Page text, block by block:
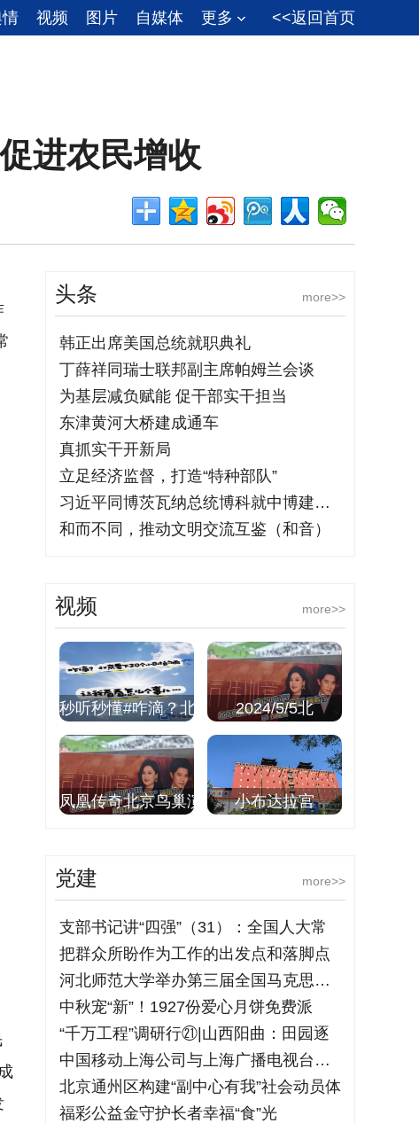
情 视频 图片 自媒体 更多 <<返回首页
进农民增收
more>>
头条
韩正出席美国总统就职典礼
丁薛祥同瑞士联邦副主席帕姆兰会谈
为基层减负赋能 促干部实干担当
东津黄河大桥建成通车
真抓实干开新局
立足经济监督，打造“特种部队”
习近平同博茨瓦纳总统博科就中博建交50
和而不同，推动文明交流互鉴（和音）
more>>
视频
秒听秒懂#咋滴？北 2024/5/5北
凤凰传奇北京鸟巢演 小布达拉宫
more>>
党建
支部书记讲“四强”（31）：全国人大常
把群众所盼作为工作的出发点和落脚点
河北师范大学举办第三届全国马克思主义理
中秋宠“新”！1927份爱心月饼免费派
“千万工程”调研行㉑|山西阳曲：田园逐
中国移动上海公司与上海广播电视台联合发
北京通州区构建“副中心有我”社会动员体
福彩公益金守护长者幸福“食”光